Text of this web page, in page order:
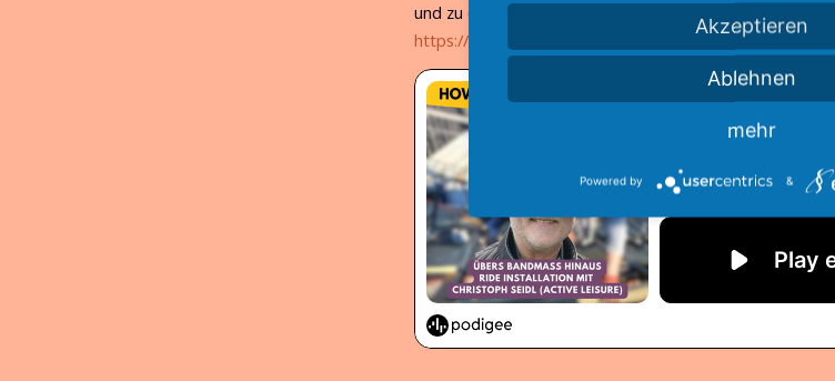
und zu den Dienstleistungen von Active Leisure:
https://www.activeleisure.co/
Akzeptieren
Ablehnen
mehr
Powered by &